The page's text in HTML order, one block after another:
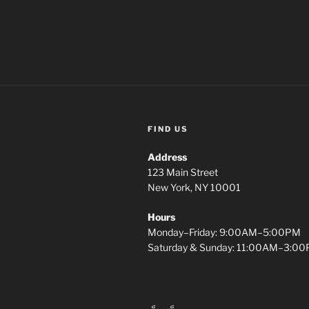
FIND US
Address
123 Main Street
New York, NY 10001
Hours
Monday–Friday: 9:00AM–5:00PM
Saturday & Sunday: